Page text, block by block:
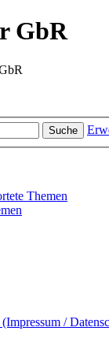
GbR
Suche
Themen
/